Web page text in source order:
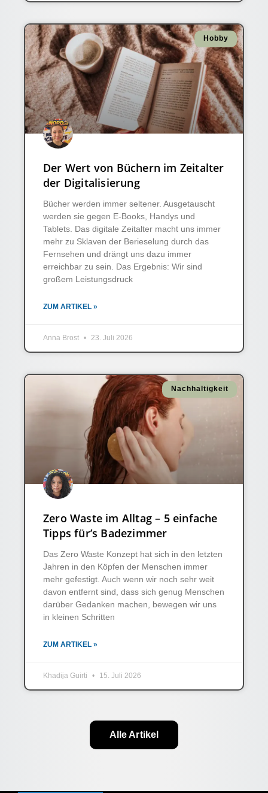
Hobby
Der Wert von Büchern im Zeitalter
der Digitalisierung
Bücher werden immer seltener. Ausgetauscht
werden sie gegen E-Books, Handys und
Tablets. Das digitale Zeitalter macht uns immer
mehr zu Sklaven der Berieselung durch das
Fernsehen und drängt uns dazu immer
erreichbar zu sein. Das Ergebnis: Wir sind
großem Leistungsdruck
ZUM ARTIKEL »
Anna Brost 23. Juli 2026
Nachhaltigkeit
Zero Waste im Alltag – 5 einfache
Tipps für’s Badezimmer
Das Zero Waste Konzept hat sich in den letzten
Jahren in den Köpfen der Menschen immer
mehr gefestigt. Auch wenn wir noch sehr weit
davon entfernt sind, dass sich genug Menschen
darüber Gedanken machen, bewegen wir uns
in kleinen Schritten
ZUM ARTIKEL »
Khadija Guirti 15. Juli 2026
Alle Artikel